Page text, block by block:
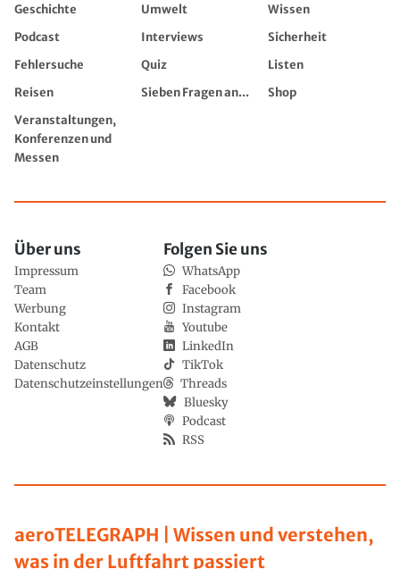
Geschichte Umwelt
Wissen
Podcast
Interviews
Sicherheit
Fehlersuche
Quiz
Listen
Reisen
Sieben Fragen an...
Shop
Veranstaltungen,
Konferenzen und
Messen
aeroTELEGRAPH | Wissen und verstehen,
was in der Luftfahrt passiert
Über uns
Impressum
Team
Werbung
Kontakt
AGB
Datenschutz
Datenschutzeinstellungen
Folgen Sie uns
WhatsApp
Facebook
Instagram
Youtube
LinkedIn
TikTok
Threads
Bluesky
Podcast
RSS